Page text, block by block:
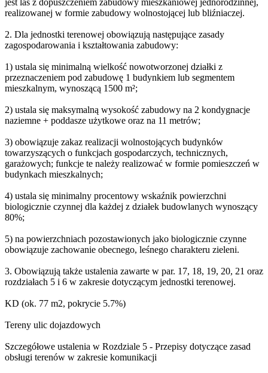
jest las z dopuszczeniem zabudowy mieszkaniowej jednorodzinnej,
realizowanej w formie zabudowy wolnostojącej lub bliźniaczej.
2. Dla jednostki terenowej obowiązują następujące zasady
zagospodarowania i kształtowania zabudowy:
1) ustala się minimalną wielkość nowotworzonej działki z
przeznaczeniem pod zabudowę 1 budynkiem lub segmentem
mieszkalnym, wynoszącą 1500 m²;
2) ustala się maksymalną wysokość zabudowy na 2 kondygnacje
naziemne + poddasze użytkowe oraz na 11 metrów;
3) obowiązuje zakaz realizacji wolnostojących budynków
towarzyszących o funkcjach gospodarczych, technicznych,
garażowych; funkcje te należy realizować w formie pomieszczeń w
budynkach mieszkalnych;
4) ustala się minimalny procentowy wskaźnik powierzchni
biologicznie czynnej dla każdej z działek budowlanych wynoszący
80%;
5) na powierzchniach pozostawionych jako biologicznie czynne
obowiązuje zachowanie obecnego, leśnego charakteru zieleni.
3. Obowiązują także ustalenia zawarte w par. 17, 18, 19, 20, 21 oraz
rozdziałach 5 i 6 w zakresie dotyczącym jednostki terenowej.
KD (ok. 77 m2, pokrycie 5.7%)
Tereny ulic dojazdowych
Szczegółowe ustalenia w Rozdziale 5 - Przepisy dotyczące zasad
obsługi terenów w zakresie komunikacji